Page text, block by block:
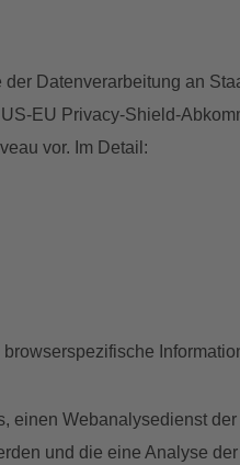
Datenverarbeitung an
EU Privacy-Shield-
vor. Im Detail:
Webanalysedienst der
und die eine Analyse